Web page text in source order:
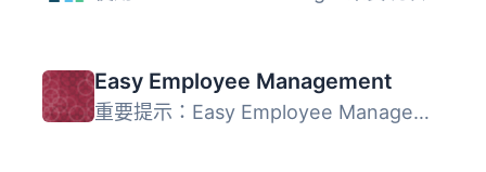
Easy Employee Management
重要提示：Easy Employee Management 需要 WordPress 版本 3....